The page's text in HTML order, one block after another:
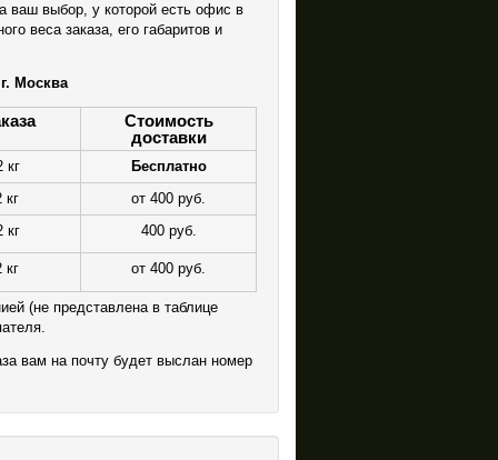
ваш выбор, у которой есть офис в
веса заказа, его габаритов и
Москва
Стоимость
доставки
кг
Бесплатно
кг
от 400 руб.
кг 400 руб.
кг от 400 руб.
(не представлена в таблице
вам на почту будет выслан номер